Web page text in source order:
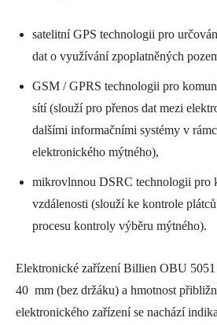
satelitní GPS technologii pro
dat o využívání zpoplatněných
GSM / GPRS technologii pro
sítí (slouží pro přenos dat mezi
dalšími informačními systémy v
elektronického mýtného),
mikrovlnnou DSRC technologii pro
vzdálenosti (slouží ke kontrole
procesu kontroly výběru mýtného).
Elektronické zařízení Billien OBU
40 mm (bez držáku) a hmotnost
elektronického zařízení se nachází